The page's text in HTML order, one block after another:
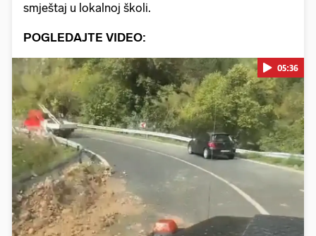
smještaj u lokalnoj školi.
POGLEDAJTE VIDEO:
Pokretanje videa...
05:36